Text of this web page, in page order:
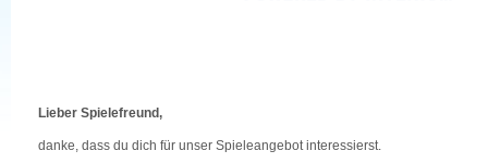
Lieber Spielefreund,
danke, dass du dich für unser Spieleangebot interessierst.